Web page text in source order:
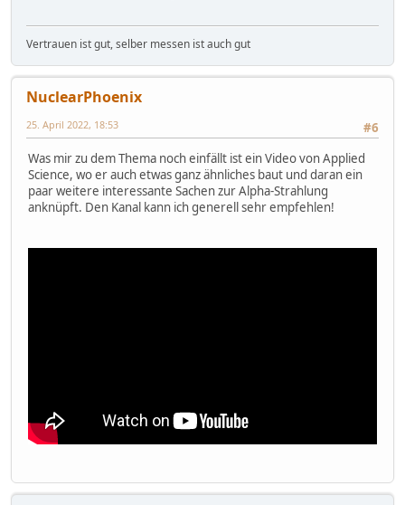
Vertrauen ist gut, selber messen ist auch gut
NuclearPhoenix
#6
25. April 2022, 18:53
Was mir zu dem Thema noch einfällt ist ein Video von Applied
Science, wo er auch etwas ganz ähnliches baut und daran ein
paar weitere interessante Sachen zur Alpha-Strahlung
anknüpft. Den Kanal kann ich generell sehr empfehlen!